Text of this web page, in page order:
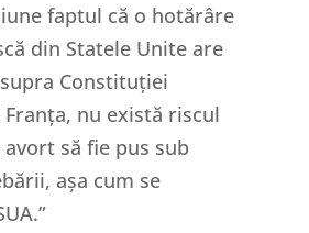
faptul că o hotărâre
din Statele Unite are
Constituției
Franța, nu există riscul
să fie pus sub
așa cum se